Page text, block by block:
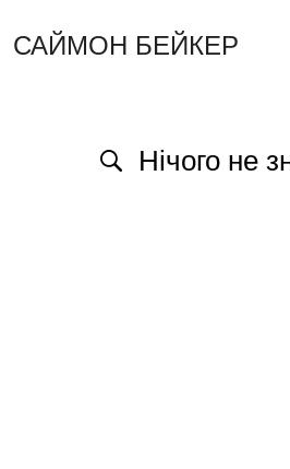
САЙМОН БЕЙКЕР
Нічого не